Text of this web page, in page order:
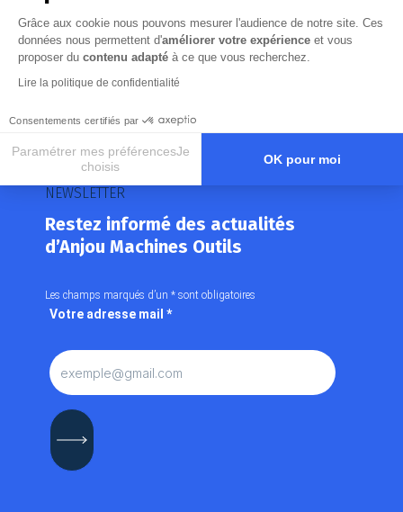
Grâce aux cookie nous pouvons mesurer l'audience de notre site. Ces
données nous permettent d'améliorer votre expérience et vous
proposer du contenu adapté à ce que vous recherchez.
Lire la politique de confidentialité
Consentements certifiés par
Paramétrer mes préférencesJe
choisis
OK pour moi
Axeptio consent
Plateforme de Gestion du Consentement : Personnalisez vos
Notre plateforme vous permet d'adapter et de gérer vos
NEWSLETTER
Restez informé des actualités
d’Anjou Machines Outils
Les champs marqués d’un * sont obligatoires
Votre adresse mail *